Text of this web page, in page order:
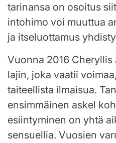
tarinansa on osoitus
intohimo voi muuttua
ja itseluottamus
Vuonna 2016
lajin, joka vaatii
taiteellista ilmaisua.
ensimmäinen askel
esiintyminen on yhtä
sensuellia. Vuosien